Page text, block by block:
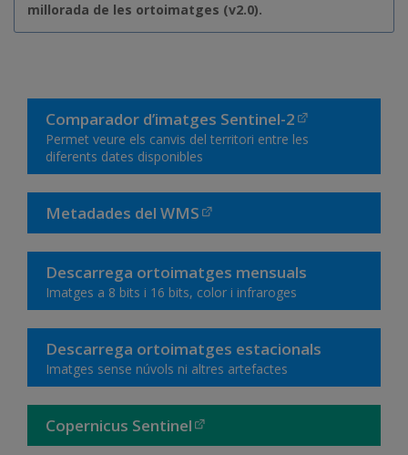
millorada de les ortoimatges (v2.0).
Comparador d’imatges Sentinel-2
Permet veure els canvis del territori entre les
diferents dates disponibles
Metadades del WMS
Descarrega ortoimatges mensuals
Imatges a 8 bits i 16 bits, color i infraroges
Descarrega ortoimatges estacionals
Imatges sense núvols ni altres artefactes
Copernicus Sentinel